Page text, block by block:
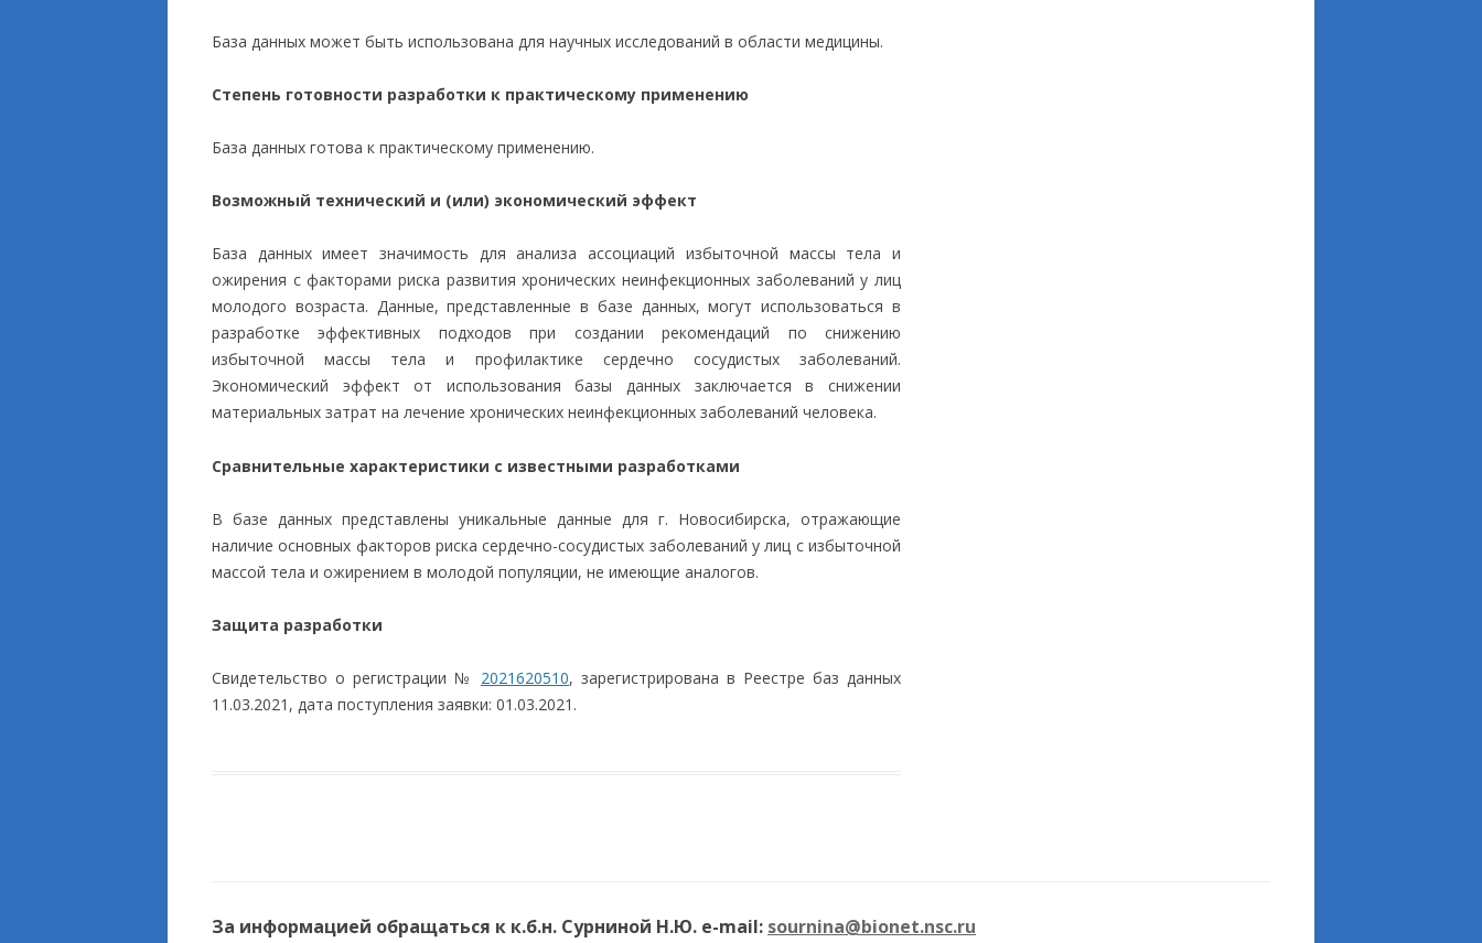
База данных может быть использована для научных исследований в области медицины.
Степень готовности разработки к практическому применению
База данных готова к практическому применению.
Возможный технический и (или) экономический эффект
База данных имеет значимость для анализа ассоциаций избыточной массы тела и
ожирения с факторами риска развития хронических неинфекционных заболеваний у лиц
молодого возраста. Данные, представленные в базе данных, могут использоваться в
разработке эффективных подходов при создании рекомендаций по снижению
избыточной массы тела и профилактике сердечно сосудистых заболеваний.
Экономический эффект от использования базы данных заключается в снижении
материальных затрат на лечение хронических неинфекционных заболеваний человека.
Сравнительные характеристики с известными разработками
В базе данных представлены уникальные данные для г. Новосибирска, отражающие
наличие основных факторов риска сердечно-сосудистых заболеваний у лиц с избыточной
массой тела и ожирением в молодой популяции, не имеющие аналогов.
Защита разработки
Свидетельство о регистрации № 2021620510, зарегистрирована в Реестре баз данных
11.03.2021, дата поступления заявки: 01.03.2021.
За информацией обращаться к к.б.н. Сурниной Н.Ю. e-mail: sournina@bionet.nsc.ru